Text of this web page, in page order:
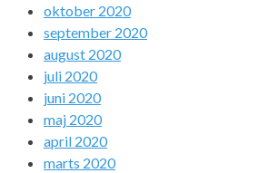
oktober 2020
september 2020
august 2020
juli 2020
juni 2020
maj 2020
april 2020
marts 2020